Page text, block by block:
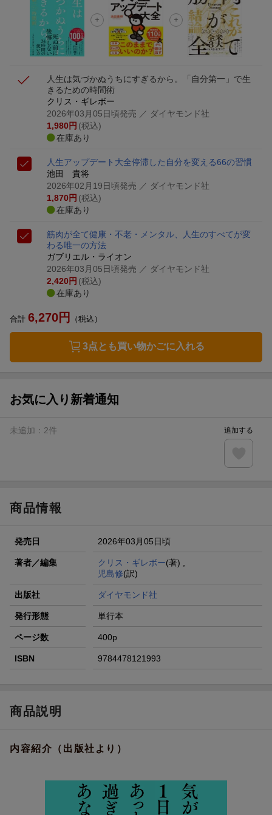
が当たる！
エントリー＆3,000円以上購入で無料データSIM（3GB/月プ
ラン）が当たる！
人生は気づかぬうちにすぎるから。
「自分第一」で生
きるための時間術
クリス・ギレボー
2026年03月05日頃発売 ／ ダイヤモンド社
1,980円 (税込)
在庫あり
人生アップデート大全停滞した自分を変える66の習慣
池田 貴将
2026年02月19日頃発売 ／ ダイヤモンド社
1,870円 (税込)
在庫あり
筋肉が全て健康・不老・メンタル、人生のすべてが変
わる唯一の方法
ガブリエル・ライオン
2026年03月05日頃発売 ／ ダイヤモンド社
2,420円 (税込)
在庫あり
合計 6,270円 （税込）
3点とも買い物かごに入れる
お気に入り新着通知
未追加： 2件 追加する
商品情報
発売日 2026年03月05日頃
著者／編集 クリス・ギレボー(著) ,
児島修(訳)
出版社 ダイヤモンド社
発行形態 単行本
ページ数 400p
ISBN 9784478121993
商品説明
内容紹介（出版社より）